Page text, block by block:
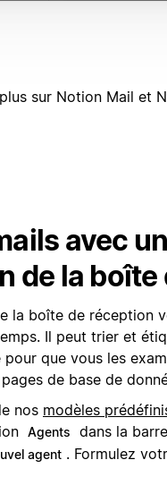
sur Notion Mail et
avec
de la
la boîte de réception
Il peut trier et
que vous les
de base de
nos modèles
Agents
dans la
agent . Formulez